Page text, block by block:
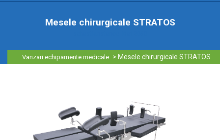
Mesele chirurgicale STRATOS
Vanzari echipamente medicale > Mesele chirurgicale STRATOS